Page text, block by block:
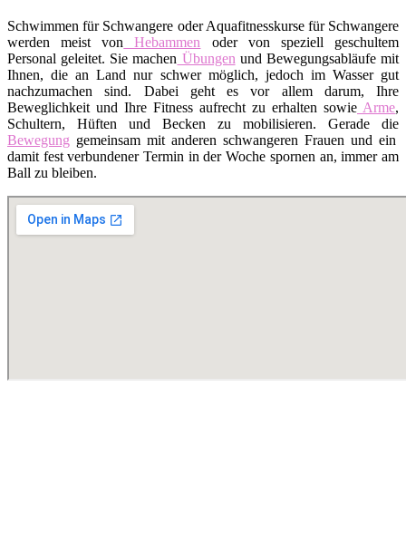
Schwimmen für Schwangere oder Aquafitnesskurse für Schwangere
werden meist von Hebammen oder von speziell geschultem
Personal geleitet. Sie machen Übungen und Bewegungsabläufe mit
Ihnen, die an Land nur schwer möglich, jedoch im Wasser gut
nachzumachen sind. Dabei geht es vor allem darum, Ihre
Beweglichkeit und Ihre Fitness aufrecht zu erhalten sowie Arme,
Schultern, Hüften und Becken zu mobilisieren. Gerade die
Bewegung gemeinsam mit anderen schwangeren Frauen und ein
damit fest verbundener Termin in der Woche spornen an, immer am
Ball zu bleiben.